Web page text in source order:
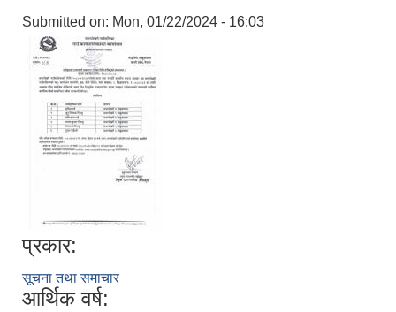
Submitted on: Mon, 01/22/2024 - 16:03
प्रकार:
सूचना तथा समाचार
आर्थिक वर्ष: